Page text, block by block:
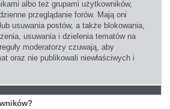
albo też grupami użytkowników,
przeglądanie forów. Mają oni
usuwania postów, a także blokowania,
usuwania i dzielenia tematów na
moderatorzy czuwają, aby
oraz nie publikowali niewłaściwych i